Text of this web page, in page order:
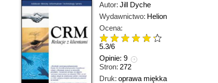
Autor: Jill Dyche
Wydawnictwo: Helion
Ocena:
5.3/6
Opinie: 9
Stron: 272
Druk: oprawa miękka